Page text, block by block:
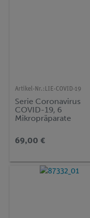
Artikel-Nr.: LIE-COVID-19
Serie Coronavirus
COVID-19, 6
Mikropräparate
69,00 €